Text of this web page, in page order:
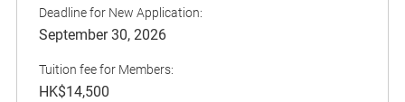
Deadline for New Application:
September 30, 2026
Tuition fee for Members:
HK$14,500